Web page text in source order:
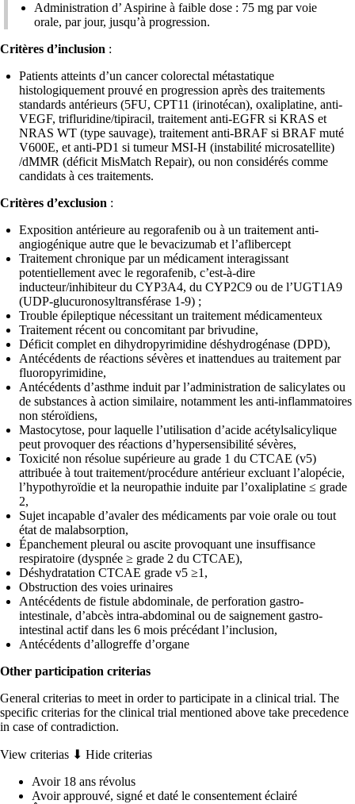
Administration d’ Aspirine à faible dose : 75 mg par voie
orale, par jour, jusqu’à progression.
Critères d’inclusion :
Patients atteints d’un cancer colorectal métastatique
histologiquement prouvé en progression après des traitements
standards antérieurs (5FU, CPT11 (irinotécan), oxaliplatine, anti-
VEGF, trifluridine/tipiracil, traitement anti-EGFR si KRAS et
NRAS WT (type sauvage), traitement anti-BRAF si BRAF muté
V600E, et anti-PD1 si tumeur MSI-H (instabilité microsatellite)
/dMMR (déficit MisMatch Repair), ou non considérés comme
candidats à ces traitements.
Critères d’exclusion :
Exposition antérieure au regorafenib ou à un traitement anti-
angiogénique autre que le bevacizumab et l’aflibercept
Traitement chronique par un médicament interagissant
potentiellement avec le regorafenib, c’est-à-dire
inducteur/inhibiteur du CYP3A4, du CYP2C9 ou de l’UGT1A9
(UDP-glucuronosyltransférase 1-9) ;
Trouble épileptique nécessitant un traitement médicamenteux
Traitement récent ou concomitant par brivudine,
Déficit complet en dihydropyrimidine déshydrogénase (DPD),
Antécédents de réactions sévères et inattendues au traitement par
fluoropyrimidine,
Antécédents d’asthme induit par l’administration de salicylates ou
de substances à action similaire, notamment les anti-inflammatoires
non stéroïdiens,
Mastocytose, pour laquelle l’utilisation d’acide acétylsalicylique
peut provoquer des réactions d’hypersensibilité sévères,
Toxicité non résolue supérieure au grade 1 du CTCAE (v5)
attribuée à tout traitement/procédure antérieur excluant l’alopécie,
l’hypothyroïdie et la neuropathie induite par l’oxaliplatine ≤ grade
2,
Sujet incapable d’avaler des médicaments par voie orale ou tout
état de malabsorption,
Épanchement pleural ou ascite provoquant une insuffisance
respiratoire (dyspnée ≥ grade 2 du CTCAE),
Déshydratation CTCAE grade v5 ≥1,
Obstruction des voies urinaires
Antécédents de fistule abdominale, de perforation gastro-
intestinale, d’abcès intra-abdominal ou de saignement gastro-
intestinal actif dans les 6 mois précédant l’inclusion,
Antécédents d’allogreffe d’organe
Other participation criterias
General criterias to meet in order to participate in a clinical trial. The
specific criterias for the clinical trial mentioned above take precedence
in case of contradiction.
View criterias ⬇ Hide criterias
Avoir 18 ans révolus
Avoir approuvé, signé et daté le consentement éclairé